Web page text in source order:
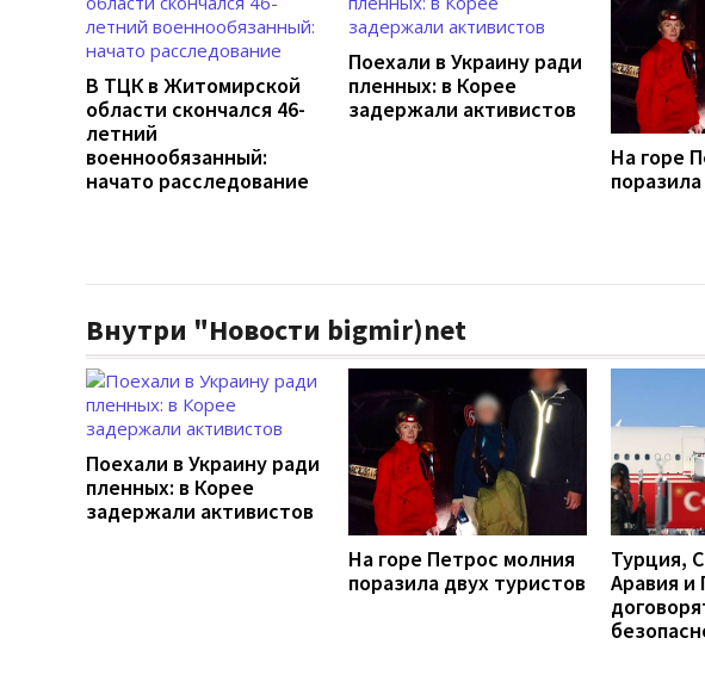
В ТЦК в Житомирской
области скончался 46-
летний
военнообязанный:
начато расследование
Поехали в Украину ради
пленных: в Корее
задержали активистов
На горе
Внутри "Новости bigmir)net
Поехали в Украину ради
пленных: в Корее
задержали активистов
На горе Петрос молния
поразила двух туристов
Турция,
Аравия и